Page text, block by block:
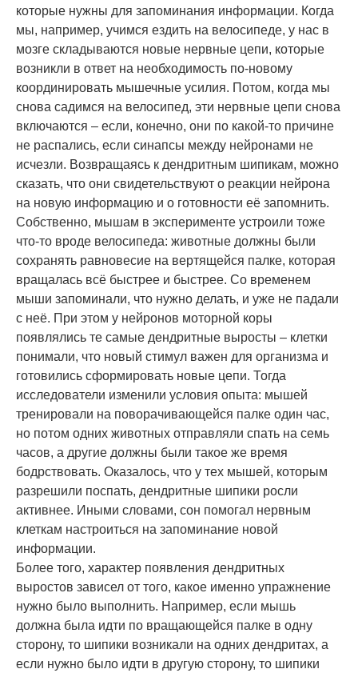
которые нужны для запоминания информации. Когда
мы, например, учимся ездить на велосипеде, у нас в
мозге складываются новые нервные цепи, которые
возникли в ответ на необходимость по-новому
координировать мышечные усилия. Потом, когда мы
снова садимся на велосипед, эти нервные цепи снова
включаются – если, конечно, они по какой-то причине
не распались, если синапсы между нейронами не
исчезли. Возвращаясь к дендритным шипикам, можно
сказать, что они свидетельствуют о реакции нейрона
на новую информацию и о готовности её запомнить.
Собственно, мышам в эксперименте устроили тоже
что-то вроде велосипеда: животные должны были
сохранять равновесие на вертящейся палке, которая
вращалась всё быстрее и быстрее. Со временем
мыши запоминали, что нужно делать, и уже не падали
с неё. При этом у нейронов моторной коры
появлялись те самые дендритные выросты – клетки
понимали, что новый стимул важен для организма и
готовились сформировать новые цепи. Тогда
исследователи изменили условия опыта: мышей
тренировали на поворачивающейся палке один час,
но потом одних животных отправляли спать на семь
часов, а другие должны были такое же время
бодрствовать. Оказалось, что у тех мышей, которым
разрешили поспать, дендритные шипики росли
активнее. Иными словами, сон помогал нервным
клеткам настроиться на запоминание новой
информации.
Более того, характер появления дендритных
выростов зависел от того, какое именно упражнение
нужно было выполнить. Например, если мышь
должна была идти по вращающейся палке в одну
сторону, то шипики возникали на одних дендритах, а
если нужно было идти в другую сторону, то шипики